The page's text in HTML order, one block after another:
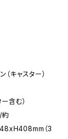
キャスター）
含む）
約
（3